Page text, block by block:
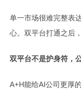
单一市场很难完整表
心。双平台打通之后
双平台不是护身符，
A+H能给AI公司更厚